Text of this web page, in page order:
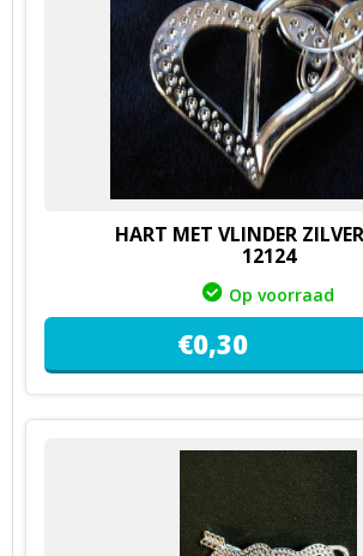
HART MET VLINDER
12124
Op voorraad
€0,30